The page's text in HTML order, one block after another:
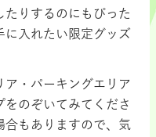
たりするのにもぴった
に入れたい限定グッズ
ア・パーキングエリア
のぞいてみてくださ
合もありますので、気